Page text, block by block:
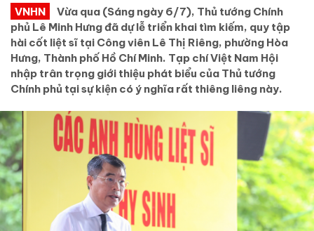
VNHN
Vừa qua (Sáng ngày 6/7), Thủ tướng Chính
phủ Lê Minh Hưng đã dự lễ triển khai tìm kiếm, quy tập
hài cốt liệt sĩ tại Công viên Lê Thị Riêng, phường Hòa
Hưng, Thành phố Hồ Chí Minh. Tạp chí Việt Nam Hội
nhập trân trọng giới thiệu phát biểu của Thủ tướng
Chính phủ tại sự kiện có ý nghĩa rất thiêng liêng này.